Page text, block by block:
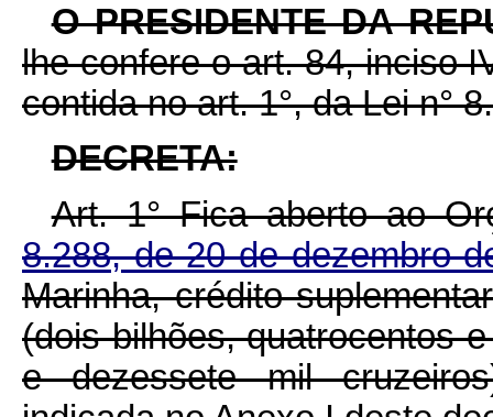
O PRESIDENTE DA
lhe confere o art. 84, inciso
contida no art. 1°, da Lei n°
DECRETA:
Art. 1° Fica aberto ao
8.288, de 20 de dezembro
Marinha, crédito
(dois bilhões, quatrocentos
e dezessete mil